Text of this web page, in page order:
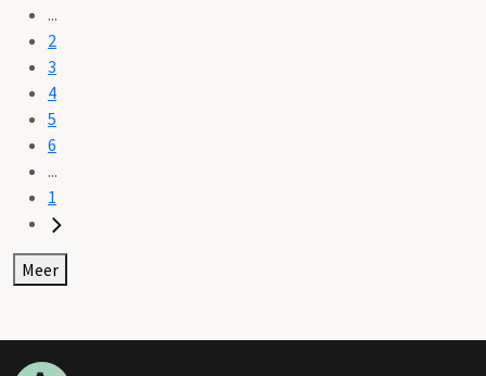
...
2
3
4
5
6
...
1
Meer